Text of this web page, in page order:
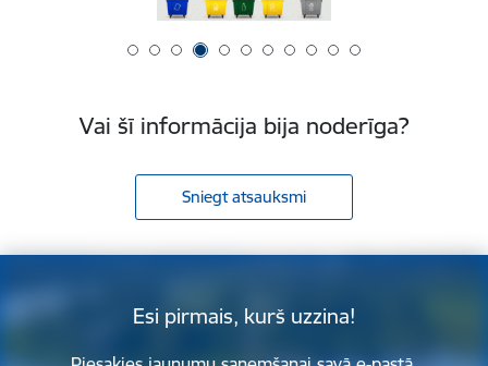
Vai šī informācija bija noderīga?
Sniegt atsauksmi
Esi pirmais, kurš uzzina!